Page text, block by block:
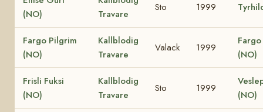
(NO)
Travare
Sto 1999
Fargo Pilgrim
(NO)
Kallblodig
Travare
Valack 1999
(NO)
Frisli Fuksi
(NO)
Kallblodig
Travare
Sto 1999
(NO)